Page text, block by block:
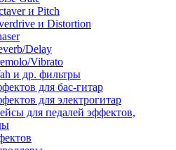
и Pitch
и Distortion
Delay
Vibrato
и др. фильтры
для бас-гитар
для электрогитар
для педалей эффектов,